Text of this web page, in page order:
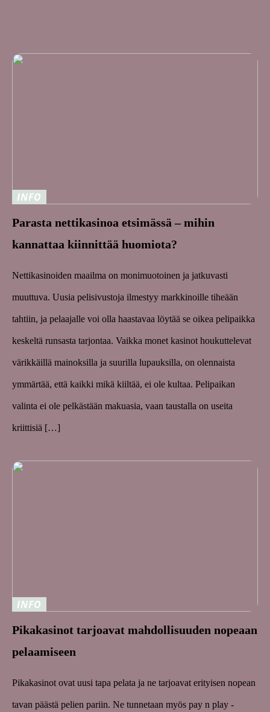
INFO
Parasta nettikasinoa etsimässä – mihin
kannattaa kiinnittää huomiota?
Nettikasinoiden maailma on monimuotoinen ja jatkuvasti
muuttuva. Uusia pelisivustoja ilmestyy markkinoille tiheään
tahtiin, ja pelaajalle voi olla haastavaa löytää se oikea pelipaikka
keskeltä runsasta tarjontaa. Vaikka monet kasinot houkuttelevat
värikkäillä mainoksilla ja suurilla lupauksilla, on olennaista
ymmärtää, että kaikki mikä kiiltää, ei ole kultaa. Pelipaikan
valinta ei ole pelkästään makuasia, vaan taustalla on useita
kriittisiä […]
INFO
Pikakasinot tarjoavat mahdollisuuden nopeaan
pelaamiseen
Pikakasinot ovat uusi tapa pelata ja ne tarjoavat erityisen nopean
tavan päästä pelien pariin. Ne tunnetaan myös pay n play -